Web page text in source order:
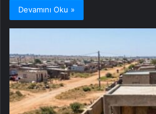
Devamını Oku »